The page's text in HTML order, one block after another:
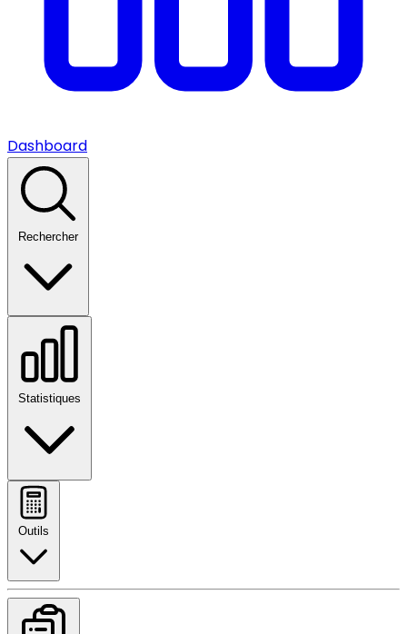
Dashboard
Rechercher
Statistiques
Outils